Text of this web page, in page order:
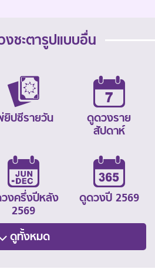
งชะตารูปแบบอื่น
พ่ยิปซีรายวัน
ดูดวงราย
สัปดาห์
งครึ่งปีหลัง
2569
ดูดวงปี 2569
ดูทั้งหมด